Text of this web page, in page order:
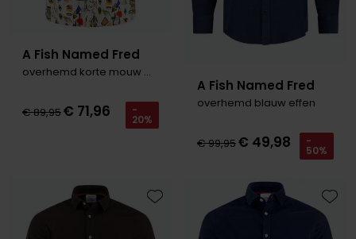
A Fish Named Fred
overhemd korte mouw multicolor
€ 89,95€ 71,96 -
20%
A Fish Named Fred
overhemd blauw effen
€ 99,95€ 49,98 -
50%
Toevoegen aan favorieten